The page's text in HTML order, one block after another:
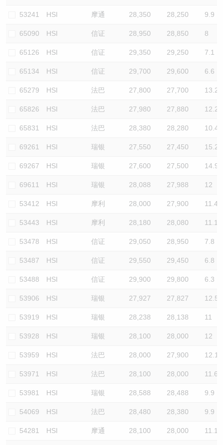
53241 HSI 摩通 28,350 28,250 9.9
65090 HSI 信证 28,950 28,850 8
65126 HSI 信证 29,350 29,250 7.1
65134 HSI 信证 29,700 29,600 6.6
65279 HSI 法巴 27,800 27,700 13.2
65826 HSI 法巴 27,980 27,880 12.2
65831 HSI 法巴 28,380 28,280 10.4
69261 HSI 瑞银 27,550 27,450 15.2
69267 HSI 瑞银 27,600 27,500 14.9
69611 HSI 瑞银 28,088 27,988 12
53412 HSI 摩利 28,000 27,900 11.4
53443 HSI 摩利 28,180 28,080 11.1
53478 HSI 信证 29,050 28,950 7.8
53487 HSI 信证 29,550 29,450 6.8
53488 HSI 信证 29,900 29,800 6.3
53906 HSI 瑞银 27,927 27,827 12.5
53919 HSI 瑞银 28,238 28,138 11
53928 HSI 瑞银 28,100 28,000 12
53959 HSI 法巴 28,000 27,900 12.1
53971 HSI 法巴 28,100 28,000 11.6
53981 HSI 瑞银 28,588 28,488 9.9
54069 HSI 法巴 28,480 28,380 9.9
54281 HSI 摩通 28,100 28,000 11.1